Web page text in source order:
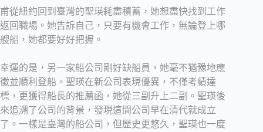
甫從紐約回到臺灣的聖瑛耗盡積蓄，她想盡快找到工作
返回職場。她告訴自己，只要有機會工作，無論登上哪
艘船，她都要好好把握。
幸運的是，另一家船公司剛好缺船員，她毫不猶豫地應
徵並順利登船。聖瑛在新公司表現優異，不僅考績達
標，更獲得船長的推薦函，她從三副升上二副。聖瑛後
來追溯了公司的背景，發現這間公司早在清代就成立
了。一樣是臺灣的船公司，但歷史更悠久，聖瑛也一度